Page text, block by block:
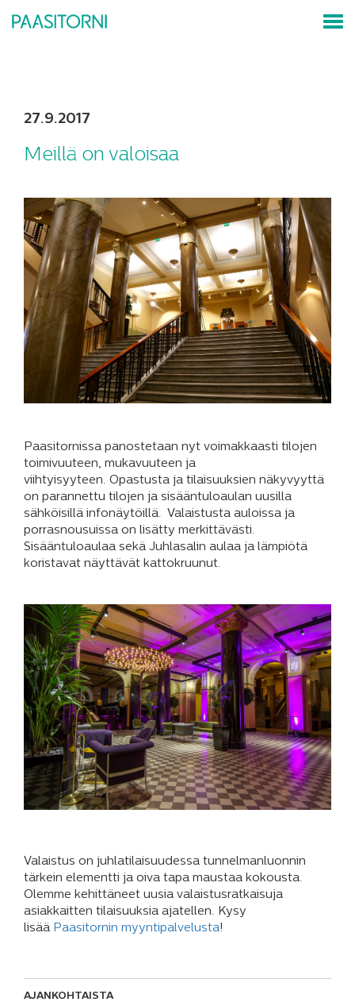
27.9.2017
Meillä on valoisaa
Paasitornissa panostetaan nyt voimakkaasti tilojen
toimivuuteen, mukavuuteen ja
viihtyisyyteen. Opastusta ja tilaisuuksien näkyvyyttä
on parannettu tilojen ja sisääntuloaulan uusilla
sähköisillä infonäytöillä. Valaistusta auloissa ja
porrasnousuissa on lisätty merkittävästi.
Sisääntuloaulaa sekä Juhlasalin aulaa ja lämpiötä
koristavat näyttävät kattokruunut.
Valaistus on juhlatilaisuudessa tunnelmanluonnin
tärkein elementti ja oiva tapa maustaa kokousta.
Olemme kehittäneet uusia valaistusratkaisuja
asiakkaitten tilaisuuksia ajatellen. Kysy
lisää Paasitornin myyntipalvelusta!
AJANKOHTAISTA